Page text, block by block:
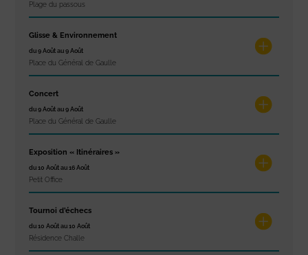
Plage du passous
Glisse & Environnement
du 9 Août au 9 Août
Place du Général de Gaulle
Concert
du 9 Août au 9 Août
Place du Général de Gaulle
Exposition « Itinéraires »
du 10 Août au 16 Août
Petit Office
Tournoi d’échecs
du 10 Août au 10 Août
Résidence Challe